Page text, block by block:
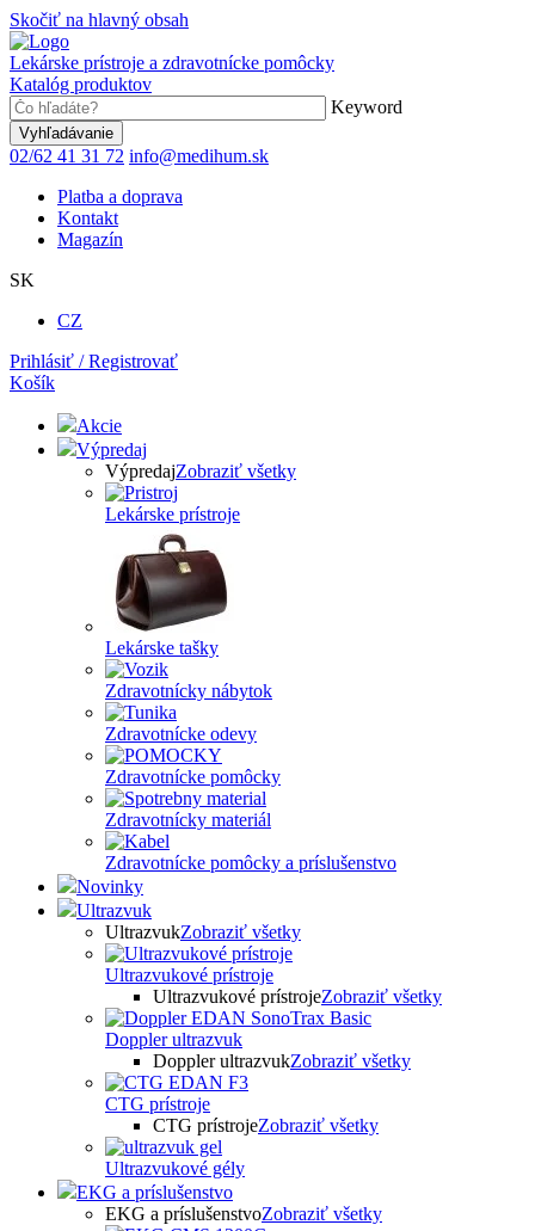
Skočiť na hlavný obsah
Lekárske prístroje a zdravotnícke pomôcky
Katalóg produktov
Keyword
02/62 41 31 72 info@medihum.sk
Platba a doprava
Kontakt
Magazín
SK
CZ
Prihlásiť / Registrovať
Košík
Akcie
Výpredaj
VýpredajZobraziť všetky
Lekárske prístroje
Lekárske tašky
Zdravotnícky nábytok
Zdravotnícke odevy
Zdravotnícke pomôcky
Zdravotnícky materiál
Zdravotnícke pomôcky a príslušenstvo
Novinky
Ultrazvuk
UltrazvukZobraziť všetky
Ultrazvukové prístroje
Ultrazvukové prístrojeZobraziť všetky
Doppler ultrazvuk
Doppler ultrazvukZobraziť všetky
CTG prístroje
CTG prístrojeZobraziť všetky
Ultrazvukové gély
EKG a príslušenstvo
EKG a príslušenstvoZobraziť všetky